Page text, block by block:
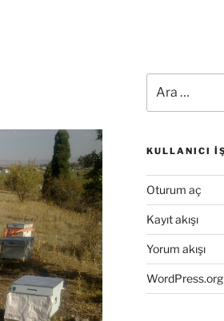
KULLANICI
Oturum aç
Kayıt akışı
Yorum akışı
WordPress.org